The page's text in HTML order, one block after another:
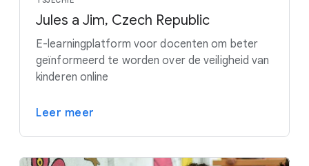
Jules a Jim, Czech Republic
E-learningplatform voor docenten om beter
geïnformeerd te worden over de veiligheid van
kinderen online
Leer meer